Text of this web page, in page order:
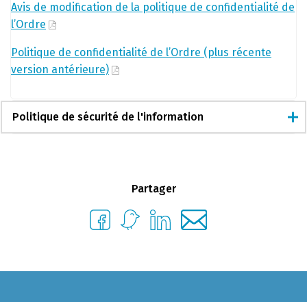
Avis de modification de la politique de confidentialité de
l’Ordre
Politique de confidentialité de l’Ordre (plus récente
version antérieure)
Politique de sécurité de l'information
Partager